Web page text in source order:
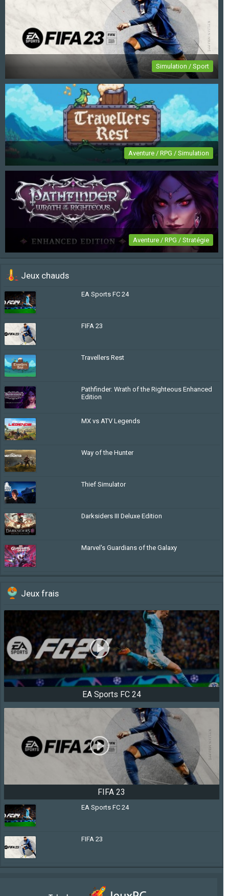
EA Sports FC 24
Simulation / Sport
FIFA 23
Aventure / RPG / Simulation
Travellers Rest
Aventure / RPG / Stratégie
Jeux chauds
EA Sports FC 24
FIFA 23
Travellers Rest
Pathfinder: Wrath of the Righteous Enhanced
Edition
MX vs ATV Legends
Way of the Hunter
Thief Simulator
Darksiders III Deluxe Edition
Marvel's Guardians of the Galaxy
Jeux frais
EA Sports FC 24
FIFA 23
EA Sports FC 24
FIFA 23